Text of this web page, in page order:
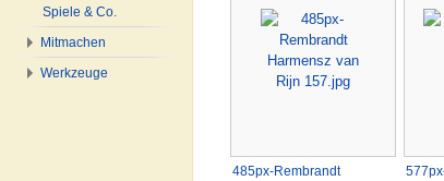
485px-Rembrandt
Spiele & Co.
Mitmachen
Werkzeuge